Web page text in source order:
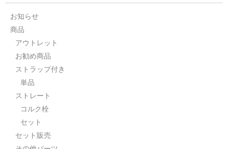
お知らせ
商品
アウトレット
お勧め商品
ストラップ付き
単品
ストレート
コルク栓
セット
セット販売